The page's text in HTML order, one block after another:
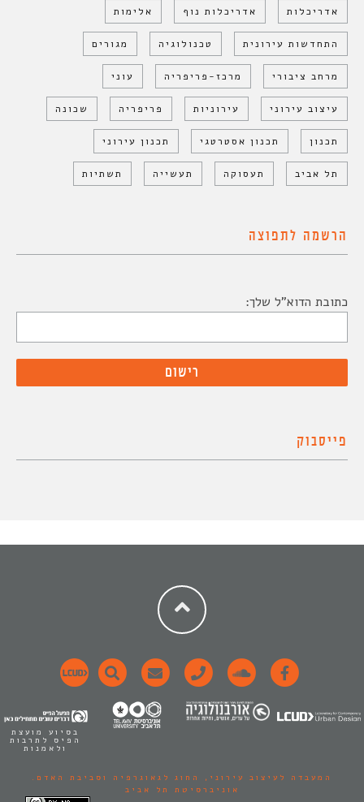
אדריכלות אדריכלות נוף אלימות
התחדשות עירונית טכנולוגיה מגורים
מרחב ציבורי מרכז-פריפריה עוני
עיצוב עירוני עירוניות פריפריה שכונה
תכנון תכנון אסטרטגי תכנון עירוני
תל אביב תעסוקה תעשייה תשתיות
הרשמה לתפוצה
כתובת הדוא"ל שלך:
פייסבוק
בסיוע מועצת
הפיס לתרבות
ולאמנות
המעבדה לעיצוב עירוני,
החוג לגאוגרפיה וסביבת האדם.
אוניברסיטת תל אביב